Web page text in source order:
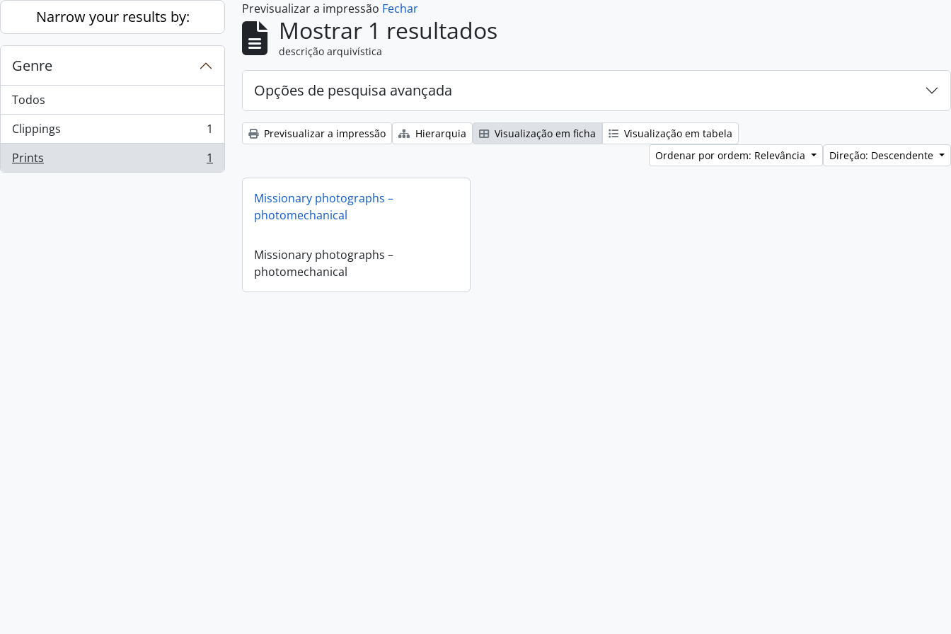
Skip to main content
Narrow your results by:
Genre
Todos
Clippings
, 1 resultados
1
Prints
, 1 resultados 1
Previsualizar a impressão Fechar
Mostrar 1 resultados
descrição arquivística
Opções de pesquisa avançada
Previsualizar a impressão Hierarquia Visualização em ficha
Visualização em tabela
Ordenar por ordem: Relevância
Direção: Descendente
Missionary photographs –
photomechanical
Missionary photographs –
photomechanical